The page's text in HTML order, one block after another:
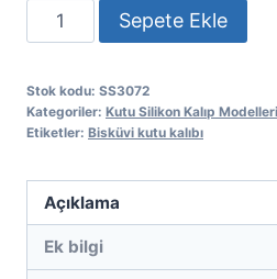
Kalp
bisküvi
kalıbı
adet
Sepete Ekle
Stok kodu: SS3072
Kategoriler: Kutu Silikon Kalıp Modelleri
Etiketler: Bisküvi kutu kalıbı
Açıklama
Ek bilgi